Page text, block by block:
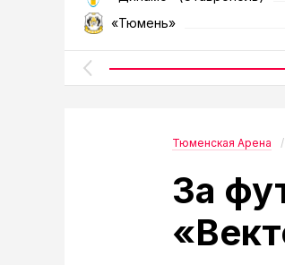
«Тюмень»
Тюменская Арена
За